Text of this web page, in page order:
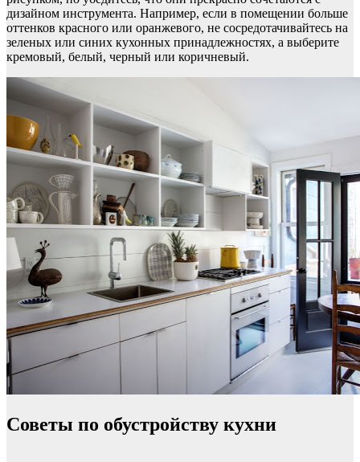
дизайном инструмента. Например, если в помещении больше
оттенков красного или оранжевого, не сосредотачивайтесь на
зеленых или синих кухонных принадлежностях, а выберите
кремовый, белый, черный или коричневый.
Советы по обустройству кухни